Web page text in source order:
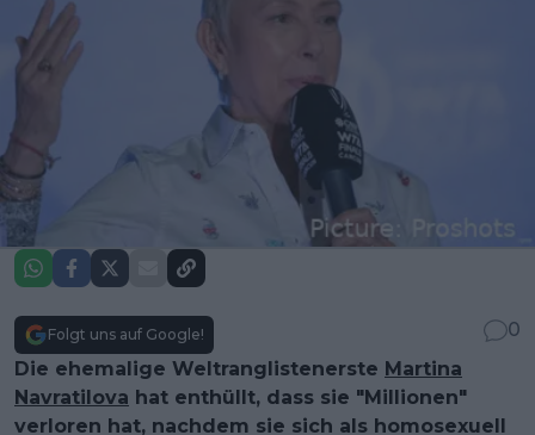
Folgt uns auf Google!
0
Die ehemalige Weltranglistenerste Martina
Navratilova hat enthüllt, dass sie "Millionen"
verloren hat, nachdem sie sich als homosexuell